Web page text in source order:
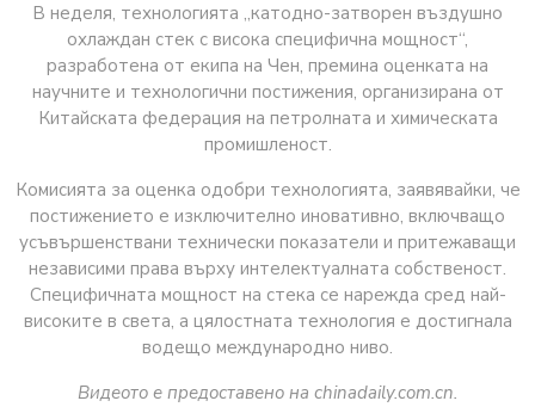
В неделя, технологията „катодно-затворен въздушно
охлаждан стек с висока специфична мощност“,
разработена от екипа на Чен, премина оценката на
научните и технологични постижения, организирана от
Китайската федерация на петролната и химическата
промишленост.
Комисията за оценка одобри технологията, заявявайки, че
постижението е изключително иновативно, включващо
усъвършенствани технически показатели и притежаващи
независими права върху интелектуалната собственост.
Специфичната мощност на стека се нарежда сред най-
високите в света, а цялостната технология е достигнала
водещо международно ниво.
Видеото е предоставено на chinadaily.com.cn.